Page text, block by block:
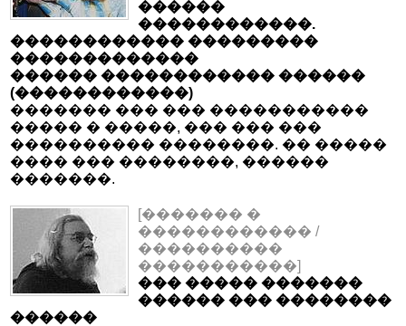
������
������������.
������������ ���������
�������������
������ ������������ ������
(������������)
������� ��� ��� �����������
����� � �����, ��� ��� ���
���������� ��������. �� �����
���� ��� ��������, ������
�������.
[������� �
������������ /
����������
�����������]
��� ����� �������
������ ��� ��������
������